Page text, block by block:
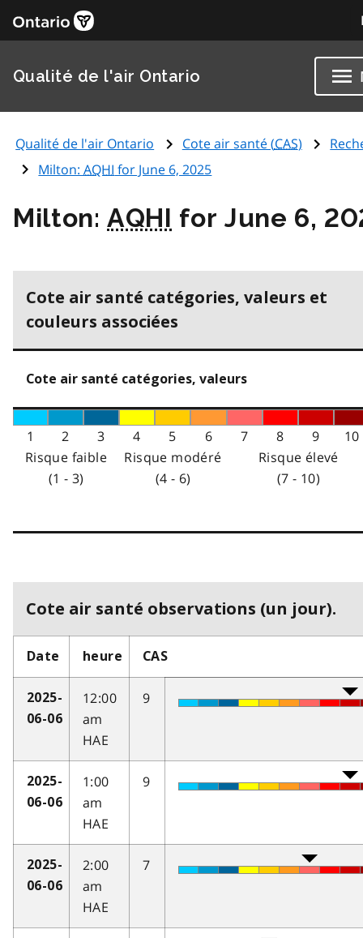
Qualité de l'air Ontario
Qualité de l'air Ontario Cote air santé (CAS)
Milton:AQHI for June 6, 2025
Milton:AQHI for June 6,
Cote air santé catégories, valeurs et
couleurs associées
Cote air santé catégories, valeurs
1 2 3 4 5 6 7 8 9
10
Risque faible
(1 - 3)
Risque modéré
(4 - 6)
Risque élevé
(7 - 10)
Cote air santé observations (un jour).
Date heure CAS
2025-
06-06
12:00
am
HAE
9
2025-
06-06
1:00
am
HAE
9
2025-
06-06
2:00
am
HAE
7